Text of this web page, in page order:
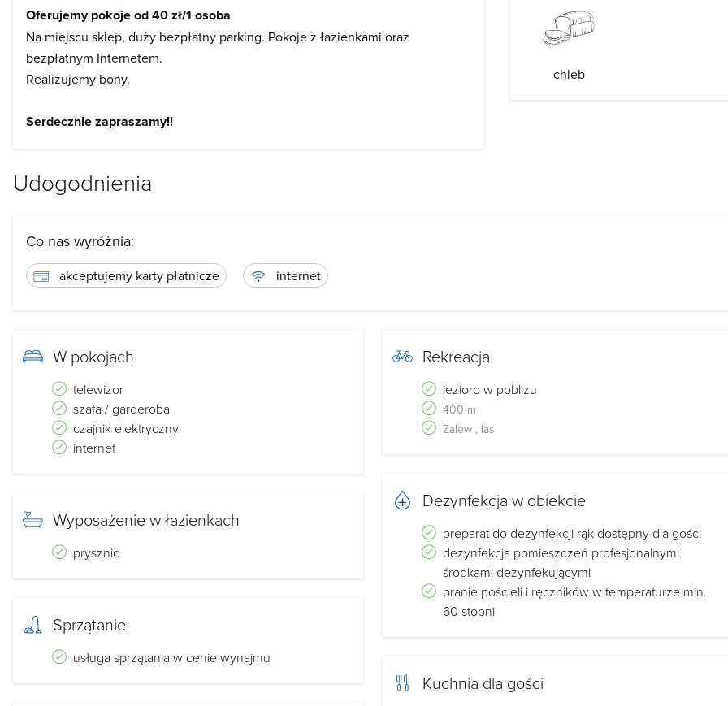
Oferujemy pokoje od 40 zł/1 osoba
Na miejscu sklep, duży bezpłatny parking. Pokoje z łazienkami oraz
bezpłatnym Internetem.
Realizujemy bony.
Serdecznie zapraszamy!!
chleb
Udogodnienia
Co nas wyróżnia:
akceptujemy karty płatnicze internet
W pokojach
telewizor
szafa / garderoba
czajnik elektryczny
internet
Wyposażenie w łazienkach
prysznic
Sprzątanie
usługa sprzątania w cenie wynajmu
Rekreacja
jezioro w pobliżu
400 m
Zalew , las
Dezynfekcja w obiekcie
preparat do dezynfekcji rąk dostępny dla gości
dezynfekcja pomieszczeń profesjonalnymi
środkami dezynfekującymi
pranie pościeli i ręczników w temperaturze min.
60 stopni
Kuchnia dla gości